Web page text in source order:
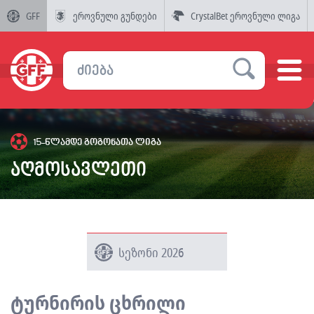
GFF ეროვნული გუნდები CrystalBet ეროვნული ლიგა
15-წლამდე გოგონათა ლიგა
აღმოსავლეთი
ტურნირის ცხრილი